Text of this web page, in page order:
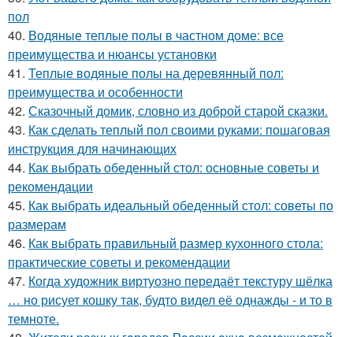
пол
40. Водяные теплые полы в частном доме: все
преимущества и нюансы установки
41. Теплые водяные полы на деревянный пол:
преимущества и особенности
42. Сказочный домик, словно из доброй старой сказки.
43. Как сделать теплый пол своими руками: пошаговая
инструкция для начинающих
44. Как выбрать обеденный стол: основные советы и
рекомендации
45. Как выбрать идеальный обеденный стол: советы по
размерам
46. Как выбрать правильный размер кухонного стола:
практические советы и рекомендации
47. Когда художник виртуозно передаёт текстуру шёлка
… но рисует кошку так, будто видел её однажды - и то в
темноте.